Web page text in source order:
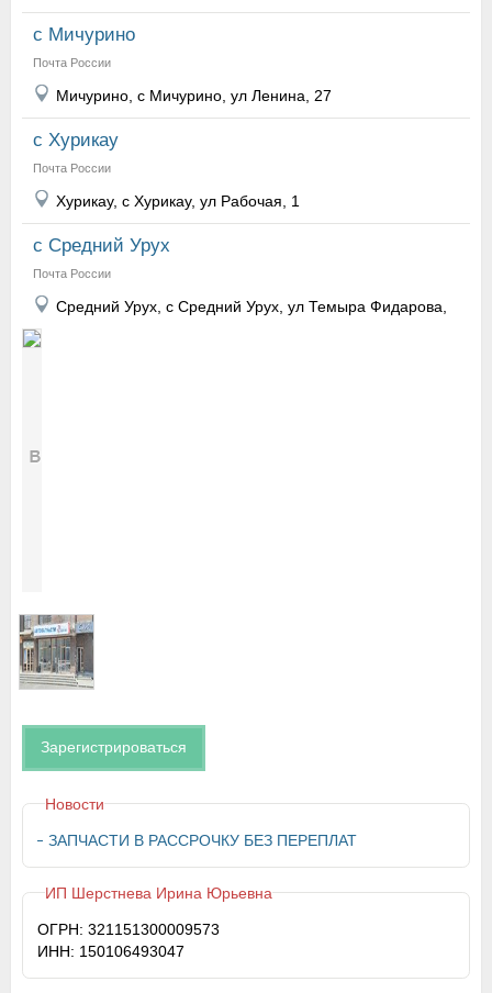
с Мичурино
Почта России
Мичурино, с Мичурино, ул Ленина, 27
с Хурикау
Почта России
Хурикау, с Хурикау, ул Рабочая, 1
с Средний Урух
Почта России
Средний Урух, с Средний Урух, ул Темыра Фидарова,
Зарегистрироваться
Новости
ЗАПЧАСТИ В РАССРОЧКУ БЕЗ ПЕРЕПЛАТ
ИП Шерстнева Ирина Юрьевна
ОГРН: 321151300009573
ИНН: 150106493047